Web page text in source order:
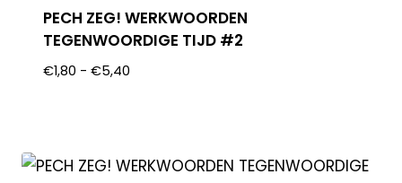
PECH ZEG! WERKWOORDEN
TEGENWOORDIGE TIJD #2
€1,80 - €5,40